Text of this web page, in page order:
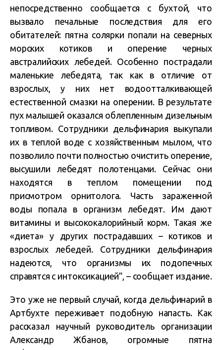
непосредственно сообщается с бухтой, что
вызвало печальные последствия для его
обитателей: пятна солярки попали на северных
морских котиков и оперение черных
австралийских лебедей. Особенно пострадали
маленькие лебедята, так как в отличие от
взрослых, у них нет водоотталкивающей
естественной смазки на оперении. В результате
пух малышей оказался облепленным дизельным
топливом. Сотрудники дельфинария выкупали
их в теплой воде с хозяйственным мылом, что
позволило почти полностью очистить оперение,
высушили лебедят полотенцами. Сейчас они
находятся в теплом помещении под
присмотром орнитолога. Часть зараженной
воды попала в организм лебедят. Им дают
витамины и высококалорийный корм. Такая же
«диета» у других пострадавших – котиков и
взрослых лебедей. Сотрудники дельфинария
надеются, что организмы их подопечных
справятся с интоксикацией”, – сообщает издание.
Это уже не первый случай, когда дельфинарий в
Артбухте переживает подобную напасть. Как
рассказал научный руководитель организации
Александр Жбанов, огромные пятна